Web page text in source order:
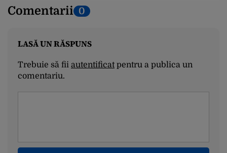
Comentarii 0
LASĂ UN RĂSPUNS
Trebuie să fii autentificatpentru a publica un
comentariu.